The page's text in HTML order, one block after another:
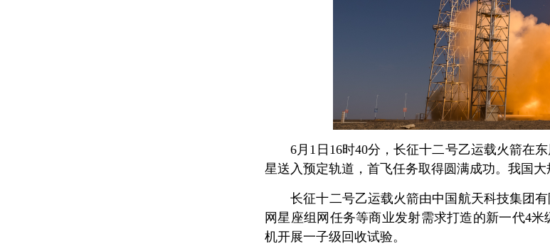
6月1日16时40分，长征十二号乙运载火箭在
星送入预定轨道，首飞任务取得圆满成功。我国
长征十二号乙运载火箭由中国航天科技集团
网星座组网任务等商业发射需求打造的新一代4
机开展一子级回收试验。